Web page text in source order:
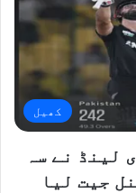
کھیل
لینڈ نے سہ
جیت لیا